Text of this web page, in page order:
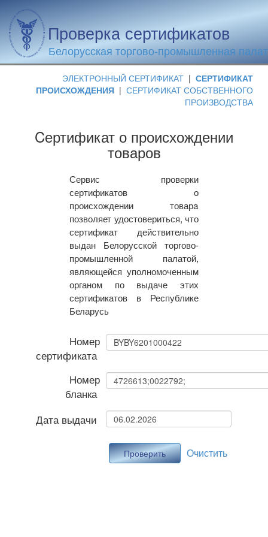
Проверка сертификатов
Белорусская торгово-промышленная
ЭЛЕКТРОННЫЙ СЕРТИФИКАТ | СЕРТИФИКАТ
ПРОИСХОЖДЕНИЯ | СЕРТИФИКАТ СОБСТВЕННОГО
ПРОИЗВОДСТВА
Cертификат о происхождении
товаров
Сервис проверки
сертификатов о
происхождении товарa
позволяет удостовериться, что
сертификат действительно
выдан Белорусской торгово-
промышленной палатой,
являющейся уполномоченным
органом по выдаче этих
сертификатов в Республике
Беларусь
Номер
сертификата
Номер
бланка
Дата выдачи
Проверить Очистить